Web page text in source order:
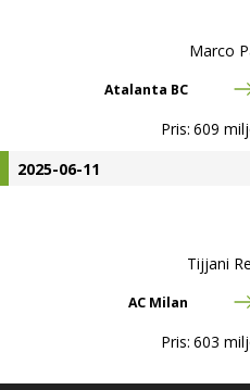
Marco
Atalanta BC
Pris: 609
2025-06-11
Tijjani
AC Milan
Pris: 603